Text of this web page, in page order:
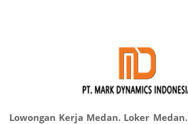
Lowongan Kerja Medan. Loker Medan.